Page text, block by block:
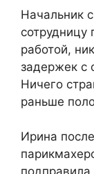
​Начальник
работой,
задержек с
Ничего
раньше
​Ирина